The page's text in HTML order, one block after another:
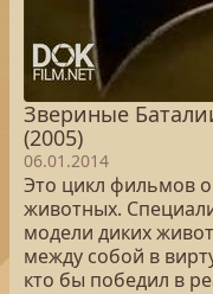
Звериные
(2005)
06.01.2014
Это цикл фильмов
животных.
модели диких
между собой в
кто бы победил в